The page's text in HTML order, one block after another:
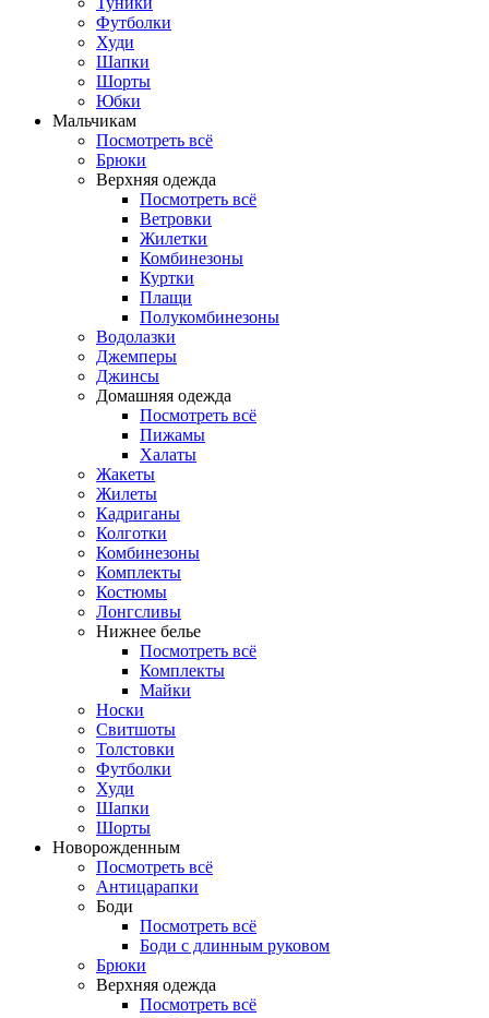
Футболки
Худи
Шапки
Шорты
Юбки
Мальчикам
Посмотреть всё
Брюки
Верхняя одежда
Посмотреть всё
Ветровки
Жилетки
Комбинезоны
Куртки
Плащи
Полукомбинезоны
Водолазки
Джемперы
Джинсы
Домашняя одежда
Посмотреть всё
Пижамы
Халаты
Жакеты
Жилеты
Кадриганы
Колготки
Комбинезоны
Комплекты
Костюмы
Лонгсливы
Нижнее белье
Посмотреть всё
Комплекты
Майки
Носки
Свитшоты
Толстовки
Футболки
Худи
Шапки
Шорты
Новорожденным
Посмотреть всё
Антицарапки
Боди
Посмотреть всё
Боди с длинным руковом
Брюки
Верхняя одежда
Посмотреть всё